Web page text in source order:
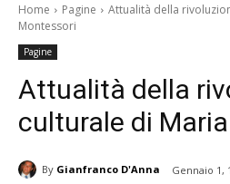
Home Pagine
Attualità della
Montessori
Pagine
Attualità della
culturale di
By Gianfranco D'Anna Gennaio 1,